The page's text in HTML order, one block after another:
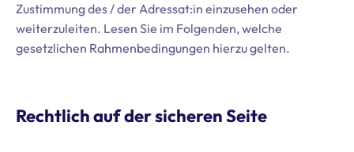
Zustimmung des / der Adressat:in einzusehen oder
weiterzuleiten. Lesen Sie im Folgenden, welche
gesetzlichen Rahmenbedingungen hierzu gelten.
Rechtlich auf der sicheren Seite